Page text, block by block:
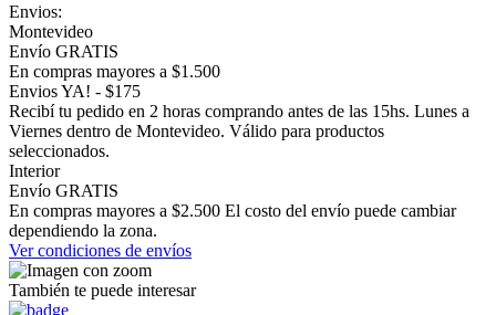
Envios:
Montevideo
Envío GRATIS
En compras mayores a $1.500
Envios YA! - $175
Recibí tu pedido en 2 horas comprando antes de las 15hs. Lunes a
Viernes dentro de Montevideo. Válido para productos
seleccionados.
Interior
Envío GRATIS
En compras mayores a $2.500 El costo del envío puede cambiar
dependiendo la zona.
Ver condiciones de envíos
También te puede interesar